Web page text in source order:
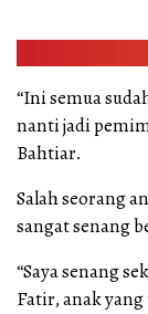
“Ini semua
nanti jadi
Bahtiar.
Salah seorang
sangat senang
“Saya senang
Fatir, anak